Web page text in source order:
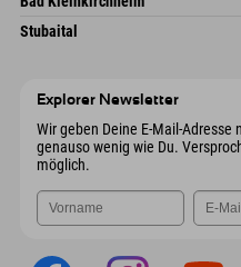
6441 Umhausen
Österreich
Dorfstraße 24
Stubaital
Explorer Newsletter
Wir geben Deine E-Mail-Adresse
genauso wenig wie Du.
möglich.